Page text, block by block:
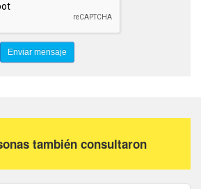
también consultaron